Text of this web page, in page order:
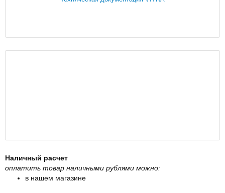
Наличный расчет
оплатить товар наличными рублями можно:
в нашем магазине